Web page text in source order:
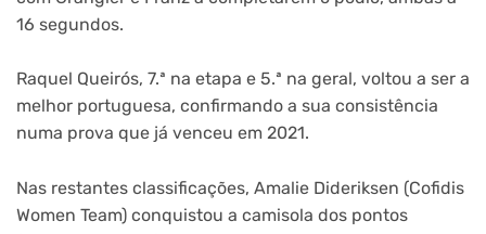
16 segundos.
Raquel Queirós, 7.ª na etapa e 5.ª na geral, voltou a ser a
melhor portuguesa, confirmando a sua consistência
numa prova que já venceu em 2021.
Nas restantes classificações, Amalie Dideriksen (Cofidis
Women Team) conquistou a camisola dos pontos